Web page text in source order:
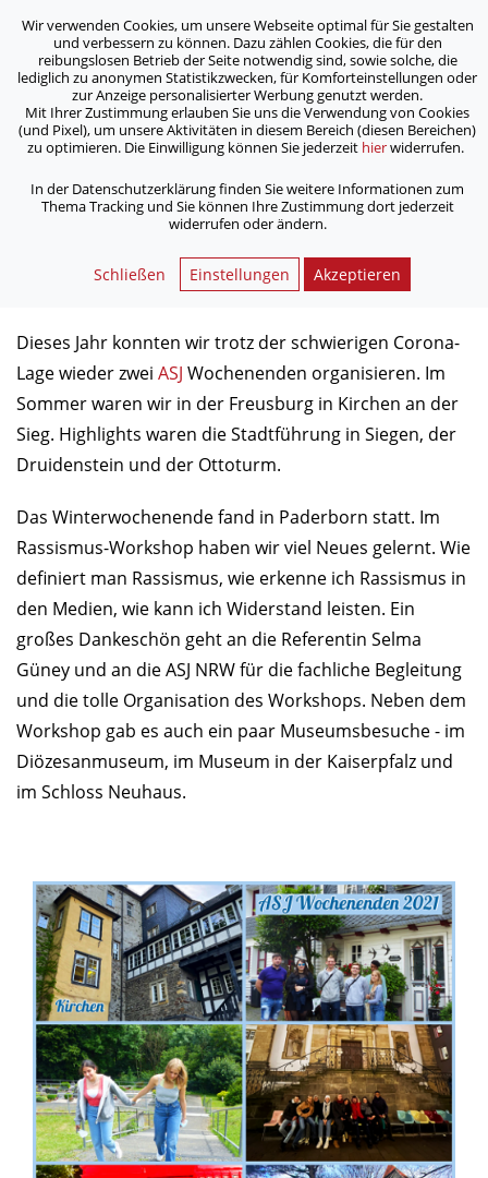
ASB Bonn/Rhein-Sieg/Eifel e.V.
bewegt Menschen
Home / Aktuelles /
ASJ Wochenenden 2021 - Kirchen & Paderborn
ASJ Wochenenden 2021 - Kirchen
& Paderborn
Dieses Jahr konnten wir trotz der schwierigen Corona-
Lage wieder zwei ASJ Wochenenden organisieren. Im
Sommer waren wir in der Freusburg in Kirchen an der
Sieg. Highlights waren die Stadtführung in Siegen, der
Druidenstein und der Ottoturm.⠀
Das Winterwochenende fand in Paderborn statt. Im
Rassismus-Workshop haben wir viel Neues gelernt. Wie
definiert man Rassismus, wie erkenne ich Rassismus in
den Medien, wie kann ich Widerstand leisten. Ein
großes Dankeschön geht an die Referentin Selma
Güney und an die ASJ NRW für die fachliche Begleitung
und die tolle Organisation des Workshops. Neben dem
Workshop gab es auch ein paar Museumsbesuche - im
Diözesanmuseum, im Museum in der Kaiserpfalz und
im Schloss Neuhaus.
Wir verwenden Cookies, um unsere Webseite optimal für Sie gestalten
und verbessern zu können. Dazu zählen Cookies, die für den
reibungslosen Betrieb der Seite notwendig sind, sowie solche, die
lediglich zu anonymen Statistikzwecken, für Komforteinstellungen oder
zur Anzeige personalisierter Werbung genutzt werden.
Mit Ihrer Zustimmung erlauben Sie uns die Verwendung von Cookies
(und Pixel), um unsere Aktivitäten in diesem Bereich (diesen Bereichen)
zu optimieren. Die Einwilligung können Sie jederzeit hierwiderrufen.
In der Datenschutzerklärung finden Sie weitere Informationen zum
Thema Tracking und Sie können Ihre Zustimmung dort jederzeit
widerrufen oder ändern.
Schließen Einstellungen Akzeptieren